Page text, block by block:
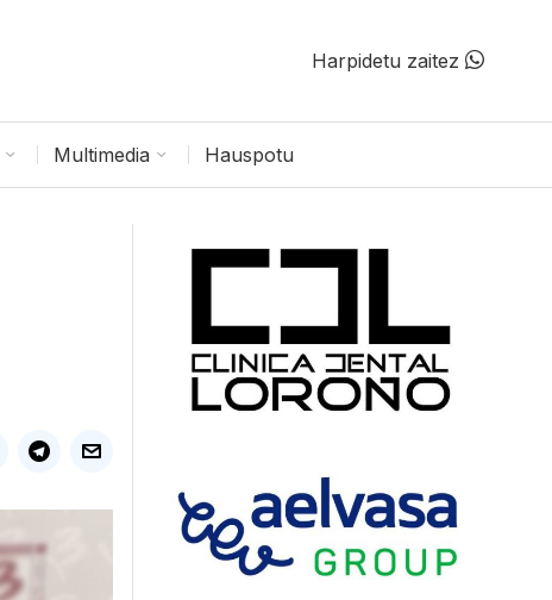
Harpidetu zaitez
Multimedia Hauspotu